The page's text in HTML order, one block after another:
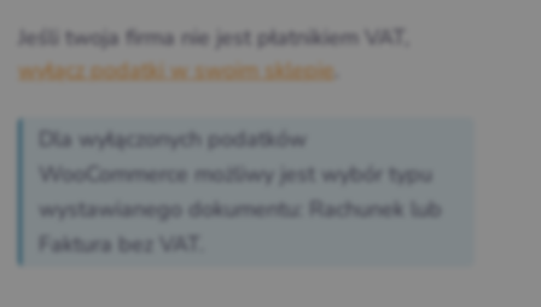
Jeśli twoja firma nie jest płatnikiem VAT,
wyłącz podatki w swoim sklepie
Dla wyłączonych podatków
WooCommerce możliwy jest wybór typu
wystawianego dokumentu: Rachunek lub
Faktura bez VAT.